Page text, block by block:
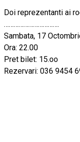
Doi reprezentanti ai
…………………………….
Sambata, 17
Ora: 22.00
Pret bilet: 15.oo
Rezervari: 036 9454